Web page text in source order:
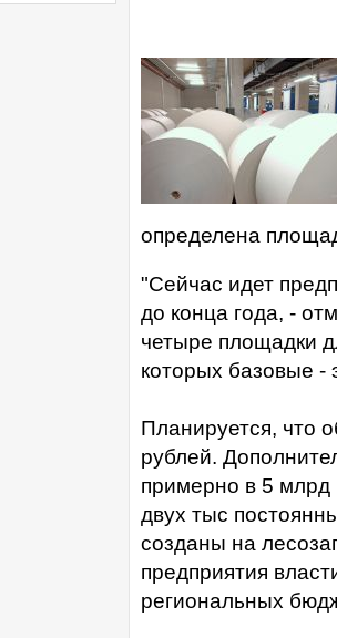
определена
"Сейчас идет
до конца года, -
четыре площадки
которых базовые -
Планируется, что
рублей.
примерно в 5 млрд
двух тыс
созданы на
предприятия
региональных